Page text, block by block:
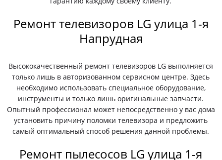
Ремонт телевизоров LG улица 1-я
Напрудная
Высококачественный ремонт телевизоров LG выполняется
только лишь в авторизованном сервисном центре. Здесь
необходимо использовать специальное оборудование,
инструменты и только лишь оригинальные запчасти.
Опытный профессионал может непосредственно у вас дома
установить причину поломки телевизора и предложить
самый оптимальный способ решения данной проблемы.
Ремонт пылесосов LG улица 1-я